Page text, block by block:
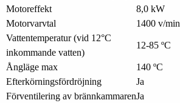
Motoreffekt
8,0 kW
Motorvarvtal
1400 v/min
Vattentemperatur (vid 12°C
inkommande vatten)
12-85 ºC
Ångläge max
140 ºC
Efterkörningsfördröjning
Ja
Förventilering av brännkammarenJa